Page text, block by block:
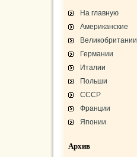
На главную
Американские
Великобритании
Германии
Италии
Польши
СССР
Франции
Японии
Архив